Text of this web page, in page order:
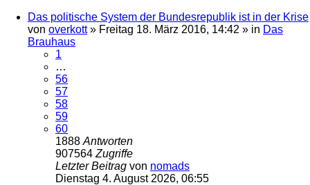
Das politische System der Bundesrepublik ist in der Krise
von overkott» Freitag 18. März 2016, 14:42 » in Das
Brauhaus
1
…
56
57
58
59
60
1888 Antworten
907564 Zugriffe
Letzter Beitrag von nomads
Dienstag 4. August 2026, 06:55